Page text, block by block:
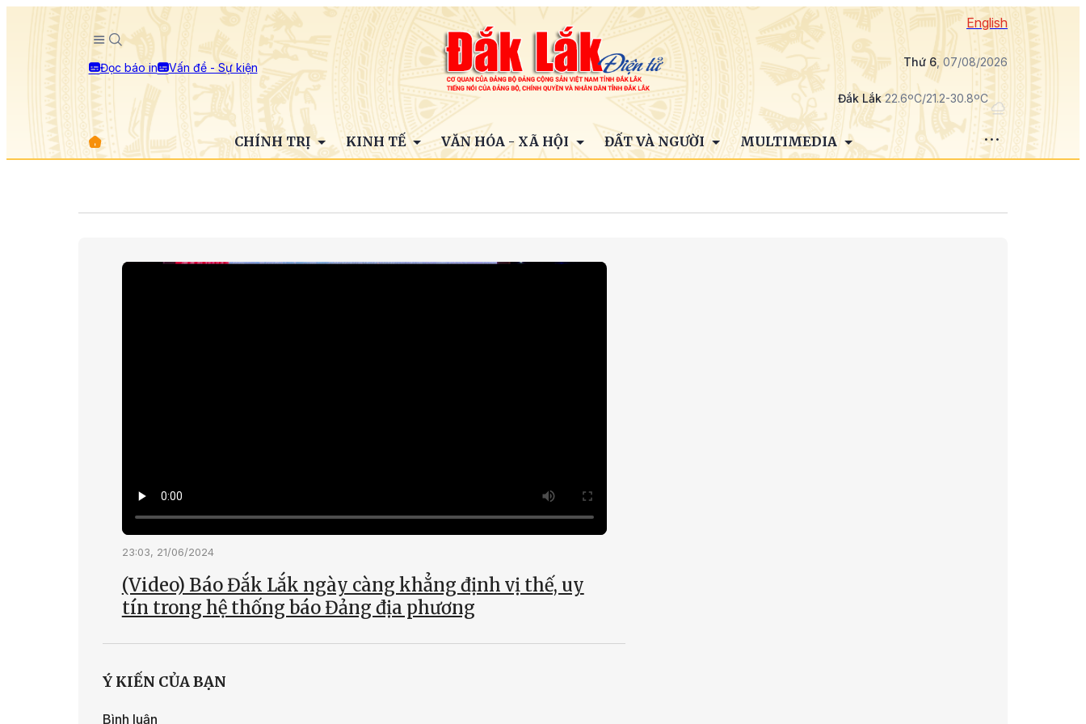
Đọc báo in Vấn đề - Sự kiện
English
Thứ 6, 07/08/2026
Đắk Lắk22.6ºC/21.2-30.8ºC
CHÍNH TRỊ KINH TẾ VĂN HÓA - XÃ HỘI ĐẤT VÀ NGƯỜI MULTIMEDIA
23:03, 21/06/2024
(Video) Báo Đắk Lắk ngày càng khẳng định vị thế, uy
tín trong hệ thống báo Đảng địa phương
Ý KIẾN CỦA BẠN
Bình luận